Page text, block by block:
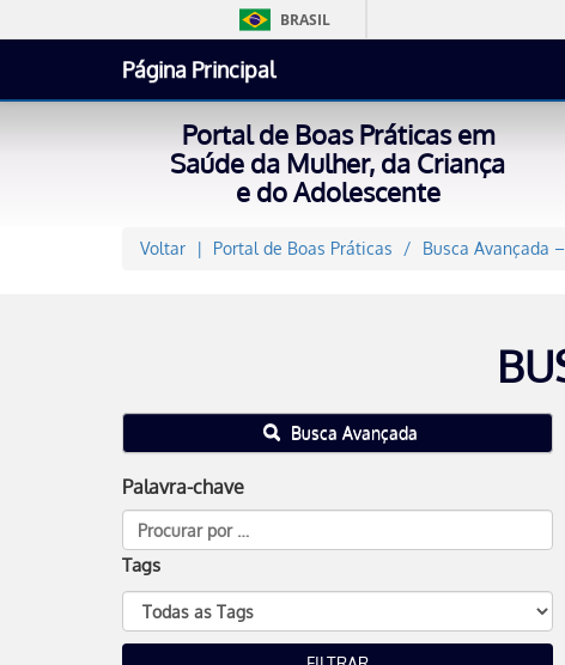
BRASIL
Página Principal
Portal de Boas Práticas em
Saúde da Mulher, da Criança
e do Adolescente
Voltar Portal de Boas Práticas Busca Avançada
Busca Avançada
Palavra-chave
Tags